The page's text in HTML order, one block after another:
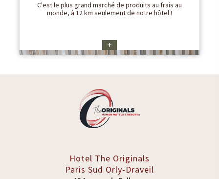
C'est le plus grand marché de produits au frais au
monde, à 12 km seulement de notre hôtel !
+
Hotel The Originals
Paris Sud Orly-Draveil